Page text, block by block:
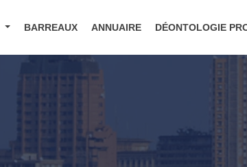
BARREAUX ANNUAIRE DÉONTOLOGIE